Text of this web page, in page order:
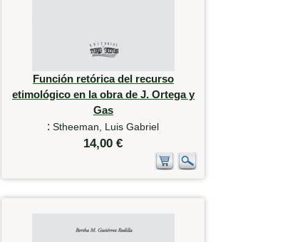
Función retórica del recurso
etimológico en la obra de J. Ortega y
Gas
:Stheeman, Luis Gabriel
14,00 €